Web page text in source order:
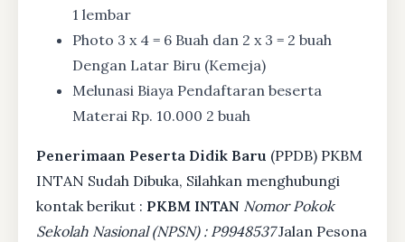
1 lembar
Photo 3 x 4 = 6 Buah dan 2 x 3 = 2 buah
Dengan Latar Biru (Kemeja)
Melunasi Biaya Pendaftaran beserta
Materai Rp. 10.000 2 buah
Penerimaan Peserta Didik Baru (PPDB) PKBM
INTAN Sudah Dibuka, Silahkan menghubungi
kontak berikut : PKBM INTAN Nomor Pokok
Sekolah Nasional (NPSN) : P9948537Jalan Pesona